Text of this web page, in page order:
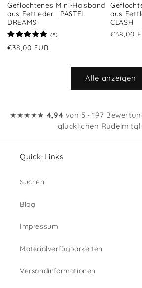
Geflochtenes Mini-Halsband
aus Fettleder | PASTEL
DREAMS
(5)5
Normaler
€38,00 EUR
aus
CLASH
€38,00
Alle anzeigen
★★★★★ 4,94 von 5 · 197
glücklichen
Quick-Links
Suchen
Blog
Impressum
Materialverfügbarkeiten
Versandinformationen